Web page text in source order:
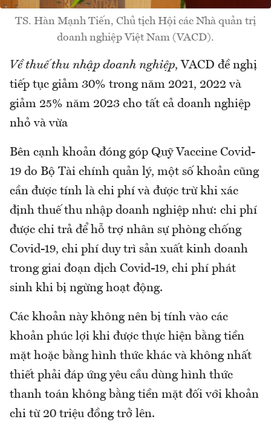
TS. Hàn Mạnh Tiến, Chủ tịch Hội các Nhà quản trị
doanh nghiệp Việt Nam (VACD).
Về thuế thu nhập doanh nghiệp, VACD đề nghị
tiếp tục giảm 30% trong năm 2021, 2022 và
giảm 25% năm 2023 cho tất cả doanh nghiệp
nhỏ và vừa
Bên cạnh khoản đóng góp Quỹ Vaccine Covid-
19 do Bộ Tài chính quản lý, một số khoản cũng
cần được tính là chi phí và được trừ khi xác
định thuế thu nhập doanh nghiệp như: chi phí
được chi trả để hỗ trợ nhân sự phòng chống
Covid-19, chi phí duy trì sản xuất kinh doanh
trong giai đoạn dịch Covid-19, chi phí phát
sinh khi bị ngừng hoạt động.
Các khoản này không nên bị tính vào các
khoản phúc lợi khi được thực hiện bằng tiền
mặt hoặc bằng hình thức khác và không nhất
thiết phải đáp ứng yêu cầu dùng hình thức
thanh toán không bằng tiền mặt đối với khoản
chi từ 20 triệu đồng trở lên.